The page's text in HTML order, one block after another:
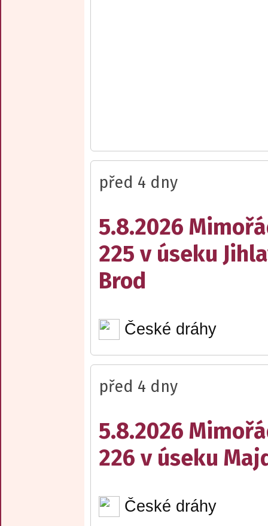
před 4 dny
5.8.2026
225 v úseku
Brod
České dráhy
před 4 dny
5.8.2026
226 v úseku
České dráhy